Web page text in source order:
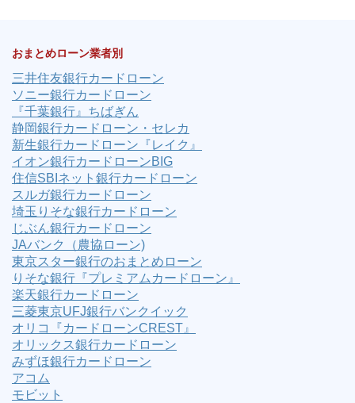
おまとめローン業者別
三井住友銀行カードローン
ソニー銀行カードローン
『千葉銀行』ちばぎん
静岡銀行カードローン・セレカ
新生銀行カードローン『レイク』
イオン銀行カードローンBIG
住信SBIネット銀行カードローン
スルガ銀行カードローン
埼玉りそな銀行カードローン
じぶん銀行カードローン
JAバンク（農協ローン)
東京スター銀行のおまとめローン
りそな銀行『プレミアムカードローン』
楽天銀行カードローン
三菱東京UFJ銀行バンクイック
オリコ『カードローンCREST』
オリックス銀行カードローン
みずほ銀行カードローン
アコム
モビット